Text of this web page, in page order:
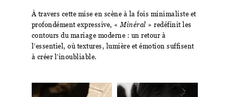
À travers cette mise en scène à la fois minimaliste et
profondément expressive, « Minéral » redéfinit les
contours du mariage moderne : un retour à
l’essentiel, où textures, lumière et émotion suffisent
à créer l’inoubliable.